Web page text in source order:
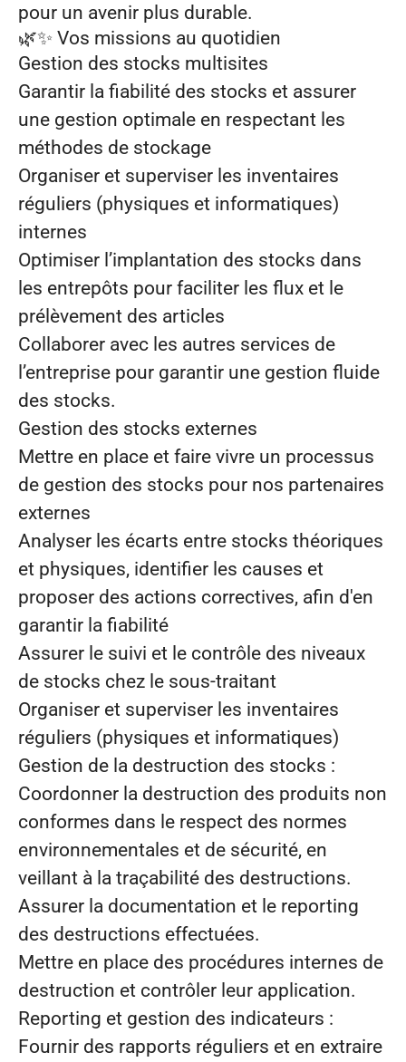
pour un avenir plus durable.
🌿✨ Vos missions au quotidien
Gestion des stocks multisites
Garantir la fiabilité des stocks et assurer
une gestion optimale en respectant les
méthodes de stockage
Organiser et superviser les inventaires
réguliers (physiques et informatiques)
internes
Optimiser l’implantation des stocks dans
les entrepôts pour faciliter les flux et le
prélèvement des articles
Collaborer avec les autres services de
l’entreprise pour garantir une gestion fluide
des stocks.
Gestion des stocks externes
Mettre en place et faire vivre un processus
de gestion des stocks pour nos partenaires
externes
Analyser les écarts entre stocks théoriques
et physiques, identifier les causes et
proposer des actions correctives, afin d'en
garantir la fiabilité
Assurer le suivi et le contrôle des niveaux
de stocks chez le sous-traitant
Organiser et superviser les inventaires
réguliers (physiques et informatiques)
Gestion de la destruction des stocks :
Coordonner la destruction des produits non
conformes dans le respect des normes
environnementales et de sécurité, en
veillant à la traçabilité des destructions.
Assurer la documentation et le reporting
des destructions effectuées.
Mettre en place des procédures internes de
destruction et contrôler leur application.
Reporting et gestion des indicateurs :
Fournir des rapports réguliers et en extraire